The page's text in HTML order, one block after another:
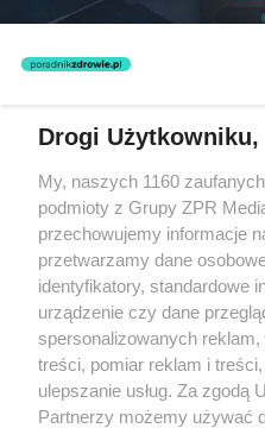
Drogi Użytkowniku,
My, naszych 1160
podmioty z Grupy ZPR
przechowujemy informacje
przetwarzamy dane
identyfikatory, standardowe
urządzenie czy dane
spersonalizowanych
treści, pomiar reklam i
ulepszanie usług. Za zgodą
Partnerzy możemy używać